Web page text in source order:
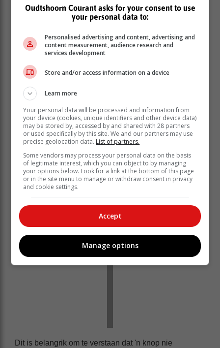
borsvoeding geassosieer kan word nie.
Dit is belangrik om te verstaan dat 'n knop nie
Oudtshoorn Courant asks for your consent to use
your personal data to:
Personalised advertising and content, advertising and
content measurement, audience research and
services development
Store and/or access information on a device
Learn more
Your personal data will be processed and information from
your device (cookies, unique identifiers and other device data)
may be stored by, accessed by and shared with 28 partners
or used specifically by this site. We and our partners may use
precise geolocation data. List of partners.
Some vendors may process your personal data on the basis
of legitimate interest, which you can object to by managing
your options below. Look for a link at the bottom of this page
or in the site menu to manage or withdraw consent in privacy
and cookie settings.
Accept
Manage options